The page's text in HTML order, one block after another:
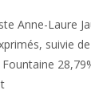
Anne-Laure
suivie